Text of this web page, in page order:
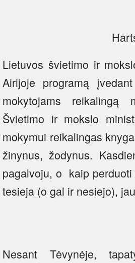
Lietuvos švietimo ir
Airijoje programą
mokytojams reikalingą
Švietimo ir mokslo
mokymui reikalingas
žinynus, žodynus.
pagalvoju, o kaip
tesieja (o gal ir nesiejo),
Nesant Tėvynėje,